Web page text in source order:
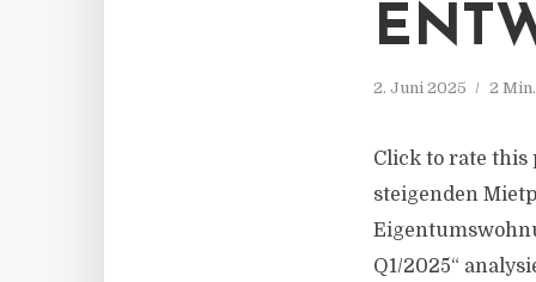
2. Juni 2025 2
Click to rate this
steigenden
Q1/2025“